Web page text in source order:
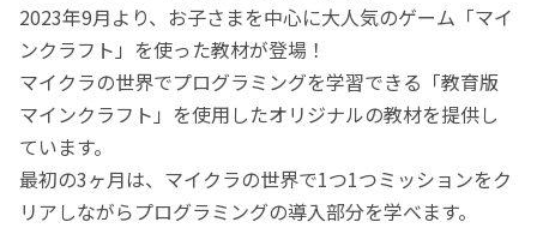
2023年9月より、お子さまを中心に大人気のゲーム「マイ
ンクラフト」を使った教材が登場！
マイクラの世界でプログラミングを学習できる「教育版
マインクラフト」を使用したオリジナルの教材を提供し
ています。
最初の3ヶ月は、マイクラの世界で1つ1つミッションをク
リアしながらプログラミングの導入部分を学べます。